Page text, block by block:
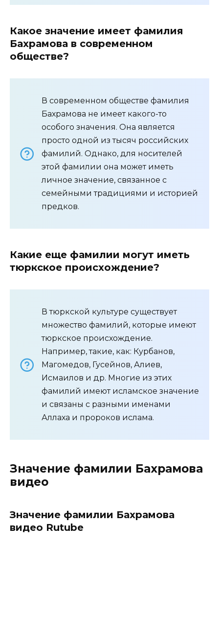
Какое значение имеет фамилия
Бахрамова в современном
обществе?
В современном обществе фамилия
Бахрамова не имеет какого-то
особого значения. Она является
просто одной из тысяч российских
фамилий. Однако, для носителей
этой фамилии она может иметь
личное значение, связанное с
семейными традициями и историей
предков.
Какие еще фамилии могут иметь
тюркское происхождение?
В тюркской культуре существует
множество фамилий, которые имеют
тюркское происхождение.
Например, такие, как: Курбанов,
Магомедов, Гусейнов, Алиев,
Исмаилов и др. Многие из этих
фамилий имеют исламское значение
и связаны с разными именами
Аллаха и пророков ислама.
Значение фамилии Бахрамова
видео
Значение фамилии Бахрамова
видео Rutube